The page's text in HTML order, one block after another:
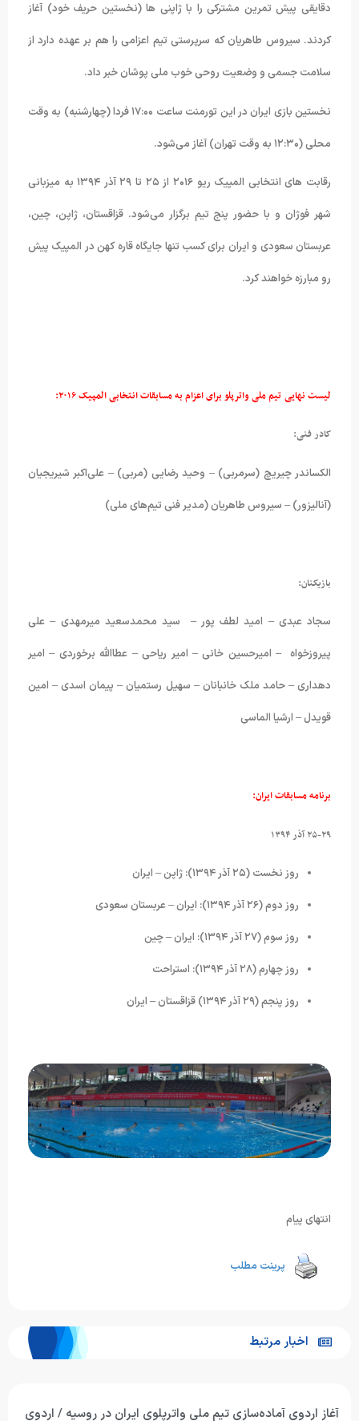
دقایقی پیش تمرین مشترکی را با ژاپنی ها (نخستین حریف خود) آغاز
کردند. سیروس طاهریان که سرپرستی تیم اعزامی را هم بر عهده دارد از
سلامت جسمی و وضعیت روحی خوب ملی پوشان خبر داد.
نخستین بازی ایران در این تورمنت ساعت ۱۷:۰۰ فردا (چهارشنبه) به وقت
محلی (۱۲:۳۰ به وقت تهران) آغاز می‌شود.
رقابت های انتخابی المپیک ریو ۲۰۱۶ از ۲۵ تا ۲۹ آذر ۱۳۹۴ به میزبانی
شهر فوژان و با حضور پنج تیم برگزار می‌شود. قزاقستان، ژاپن، چین،
عربستان سعودی و ایران برای کسب تنها جایگاه قاره کهن در المپیک پیش
رو مبارزه خواهند کرد.
لیست نهایی تیم ملی واترپلو برای اعزام به مسابقات انتخابی المپیک ۲۰۱۶:
کادر فنی:
الکساندر چیریچ (سرمربی) – وحید رضایی (مربی) – علی‌اکبر شیریجیان
(آنالیزور) – سیروس طاهریان (مدیر فنی تیم‌های ملی)
بازیکنان:
سجاد عبدی – امید لطف پور – سید محمدسعید میرمهدی – علی
پیروزخواه – امیرحسین خانی – امیر ریاحی – عطاالله برخوردی – امیر
دهداری – حامد ملک خانبانان – سهیل رستمیان – پیمان اسدی – امین
قویدل – ارشیا الماسی
برنامه مسابقات ایران:
۲۵-۲۹ آذر ۱۳۹۴
روز نخست (۲۵ آذر ۱۳۹۴): ژاپن – ایران
روز دوم (۲۶ آذر ۱۳۹۴): ایران – عربستان سعودی
روز سوم (۲۷ آذر ۱۳۹۴): ایران – چین
روز چهارم (۲۸ آذر ۱۳۹۴): استراحت
روز پنجم (۲۹ آذر ۱۳۹۴) قزاقستان – ایران
انتهای پیام
پرینت مطلب
اخبار مرتبط
آغاز اردوی آماده‌سازی تیم ملی واترپلوی ایران در روسیه / اردوی